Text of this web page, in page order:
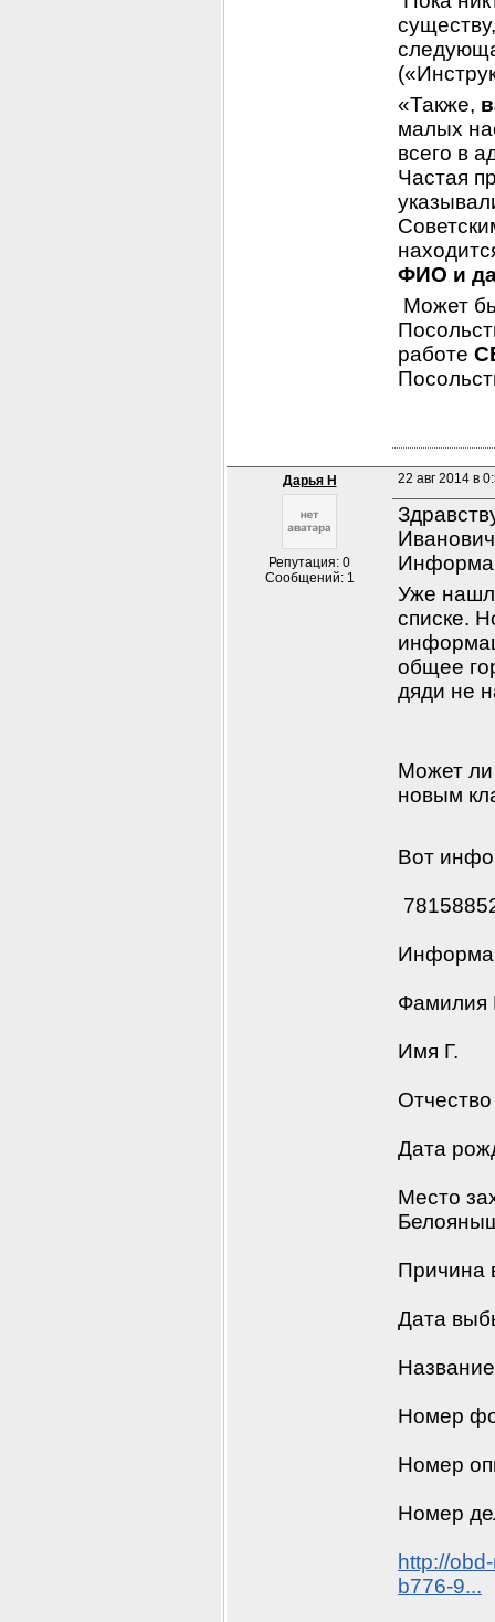
«Также,
малых
всего в
Частая
ФИО и
Может
работе
Дарья Н
Репутация: 0
Сообщений: 1
22 авг 2014 в
Уже
списке.
общее
дяди не
Может ли
новым
Вот
Фамилия
Имя Г.
Дата
Место
Причина
Дата
Номер
Номер
Номер
http://
b776-9...